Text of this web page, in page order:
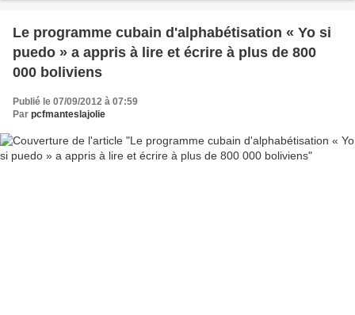
Le programme cubain d'alphabétisation « Yo si
puedo » a appris à lire et écrire à plus de 800
000 boliviens
Publié le 07/09/2012 à 07:59
Par pcfmanteslajolie